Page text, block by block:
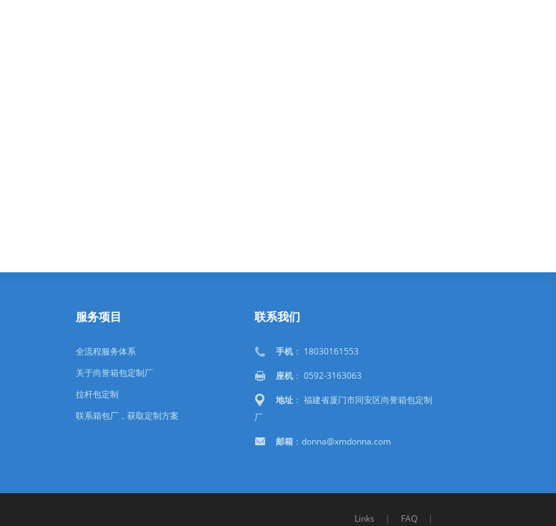
服务项目
全流程服务体系
关于尚誉箱包定制厂
拉杆包定制
联系箱包厂，获取定制方案
联系我们
手机 ： 18030161553
座机 ： 0592-3163063
地址 ： 福建省厦门市同安区尚誉箱包定制
厂
邮箱 ：donna@xmdonna.com
Links | FAQ |